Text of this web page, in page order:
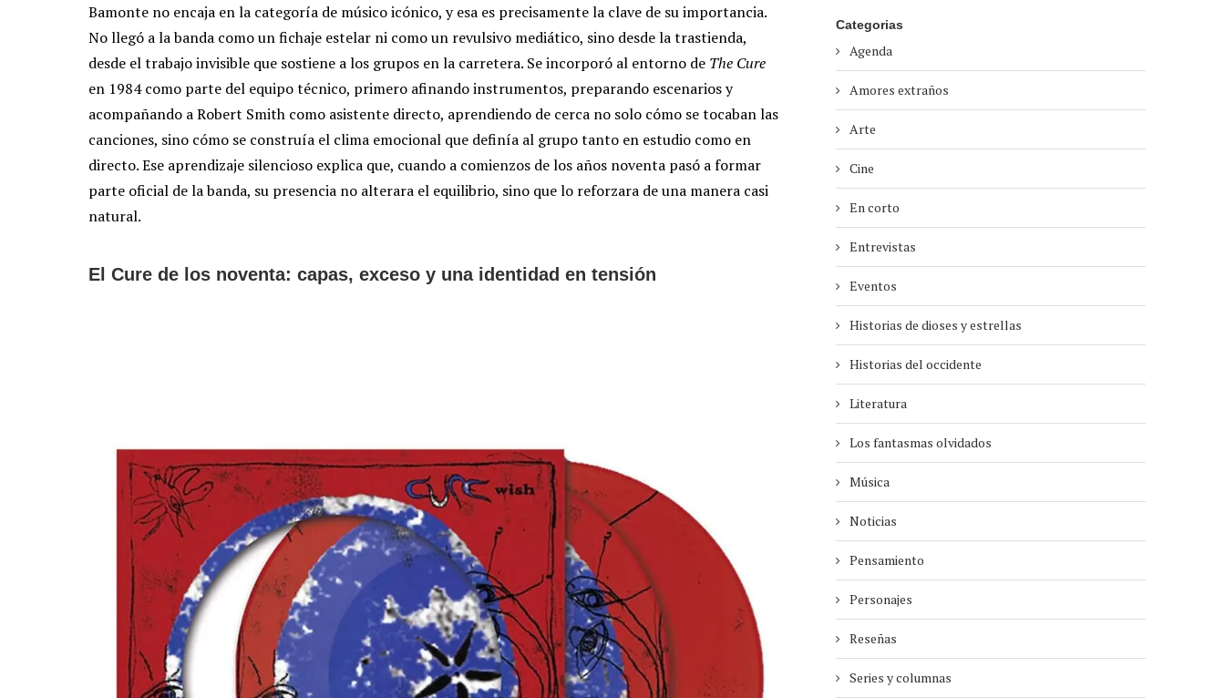
Bamonte no encaja en la categoría de músico icónico, y esa es precisamente la clave de su importancia.
No llegó a la banda como un fichaje estelar ni como un revulsivo mediático, sino desde la trastienda,
desde el trabajo invisible que sostiene a los grupos en la carretera. Se incorporó al entorno de The Cure
en 1984 como parte del equipo técnico, primero afinando instrumentos, preparando escenarios y
acompañando a Robert Smith como asistente directo, aprendiendo de cerca no solo cómo se tocaban las
canciones, sino cómo se construía el clima emocional que definía al grupo tanto en estudio como en
directo. Ese aprendizaje silencioso explica que, cuando a comienzos de los años noventa pasó a formar
parte oficial de la banda, su presencia no alterara el equilibrio, sino que lo reforzara de una manera casi
natural.
El Cure de los noventa: capas, exceso y una identidad en tensión
Categorias
Agenda
Amores extraños
Arte
Cine
En corto
Entrevistas
Eventos
Historias de dioses y estrellas
Historias del occidente
Literatura
Los fantasmas olvidados
Música
Noticias
Pensamiento
Personajes
Reseñas
Series y columnas